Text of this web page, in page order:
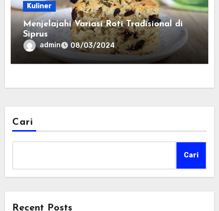
Kuliner
Menjelajahi Variasi Roti Tradisional di
Siprus
admin 08/03/2024
Cari
Cari
Recent Posts